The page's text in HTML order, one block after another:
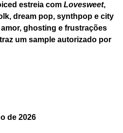
estreia com Lovesweet,
dream pop, synthpop e city
ghosting e frustrações
um sample autorizado por
de 2026